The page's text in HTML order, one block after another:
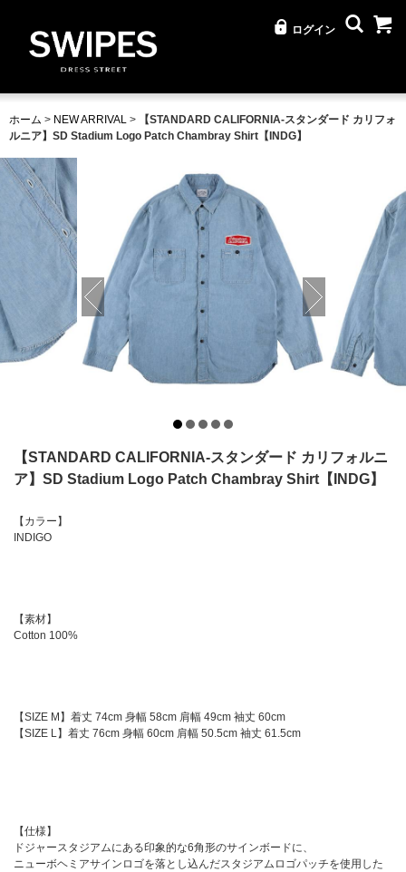
ログイン
ホーム > NEW ARRIVAL >
【STANDARD CALIFORNIA-スタンダード カリフォ
ルニア】SD Stadium Logo Patch Chambray Shirt【INDG】
【STANDARD CALIFORNIA-スタンダード カリフォルニ
ア】SD Stadium Logo Patch Chambray Shirt【INDG】
【カラー】
INDIGO
【素材】
Cotton 100%
【SIZE M】着丈 74cm 身幅 58cm 肩幅 49cm 袖丈 60cm
【SIZE L】着丈 76cm 身幅 60cm 肩幅 50.5cm 袖丈 61.5cm
【仕様】
ドジャースタジアムにある印象的な6角形のサインボードに、
ニューボヘミアサインロゴを落とし込んだスタジアムロゴパッチを使用した